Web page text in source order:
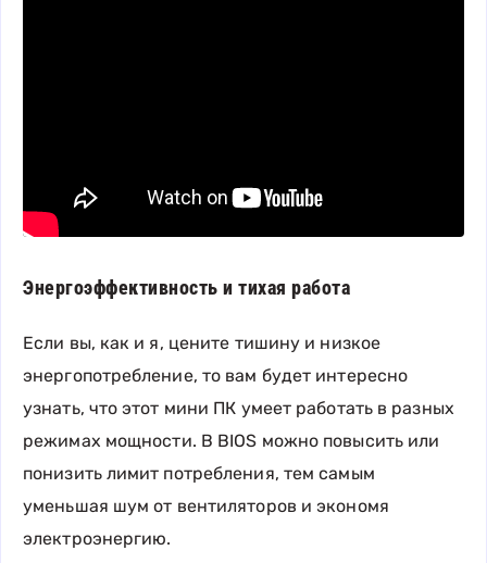
Энергоэффективность и тихая работа
Если вы, как и я, цените тишину и низкое
энергопотребление, то вам будет интересно
узнать, что этот мини ПК умеет работать в разных
режимах мощности. В BIOS можно повысить или
понизить лимит потребления, тем самым
уменьшая шум от вентиляторов и экономя
электроэнергию.